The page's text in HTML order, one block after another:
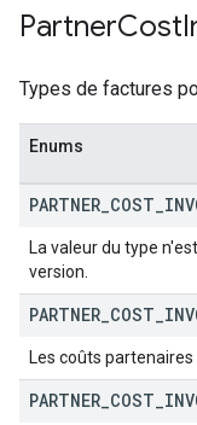
PartnerCost
Types de factures
Enums
PARTNER COST
La valeur du type
version.
PARTNER COST
Les coûts
PARTNER COST